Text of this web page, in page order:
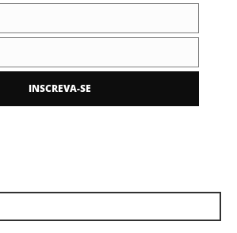
INSCREVA-SE